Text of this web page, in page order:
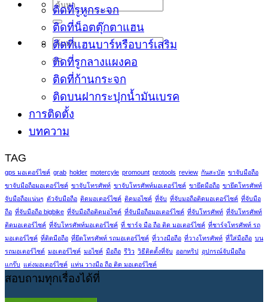
ติดที่รูหูกระจก
ติดที่น็อตตุ๊กตาแฮน
ติดที่แฮนบาร์หรือบาร์เสริม
ติดที่รูกลางแผงคอ
ติดที่ก้านกระจก
ติดบนฝากระปุกน้ำมันเบรค
การติดตั้ง
บทความ
TAG
gps มอเตอร์ไซค์ grab holder motercyle promount protools review กันสะบัด ขาจับมือถือ
ขาจับมือถือมอเตอร์ไซค์ ขาจับโทรศัพท์ ขาจับโทรศัพท์มอเตอร์ไซค์ ขายึดมือถือ ขายึดโทรศัพท์
จับมือถือแน่นๆ ตัวจับมือถือ ติดมอเตอร์ไซค์ ติดมอไซค์ ที่จับ ที่จับมอถือติดมอเตอร์ไซค์ ที่จับมือ
ถือ ที่จับมือถือ bigbike ที่จับมือถือติดมอไซค์ ที่จับมือถือมอเตอร์ไซค์ ที่จับโทรศัพท์ ที่จับโทรศัพท์
ติดมอเตอร์ไซค์ ที่จับโทรศัพท์มอเตอร์ไซค์ ที่ ชาร์จ มือ ถือ ติด มอเตอร์ไซค์ ที่ชาร์จโทรศัพท์ รถ
มอเตอร์ไซค์ ที่ติดมือถือ ที่ยึดโทรศัพท์ รถมอเตอร์ไซค์ ที่วางมือถือ ที่วางโทรศัพท์ ที่ใส่มือถือ บน
รถมอเตอร์ไซด์ มอเตอร์ไซค์ มอไซค์ มือถือ รีวิว วิธีติดตั้งที่จับ ออกทริป อุปกรณ์จับมือถือ
แกร๊บ แต่งมอเตอร์ไซค์ แท่น วางมือ ถือ ติด มอเตอร์ไซค์
สอบถามทุกเรื่องได้ที่